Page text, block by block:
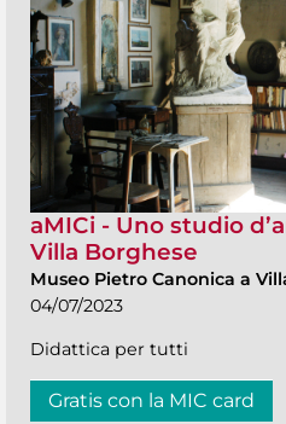
aMICi - Uno studio
Villa Borghese
Museo Pietro Canonica a
04/07/2023
Didattica per tutti
Gratis con la MIC card